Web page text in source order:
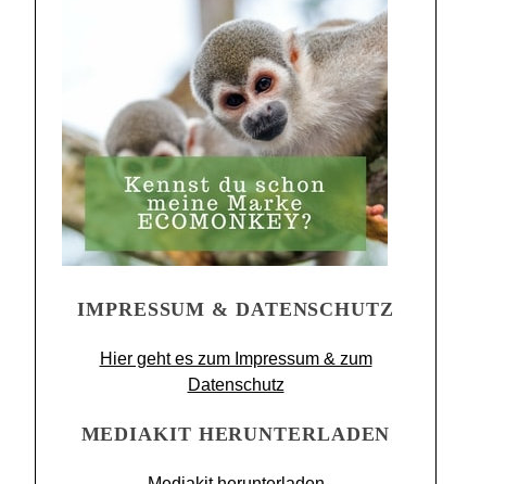
IMPRESSUM & DATENSCHUTZ
Hier geht es zum Impressum & zum
Datenschutz
MEDIAKIT HERUNTERLADEN